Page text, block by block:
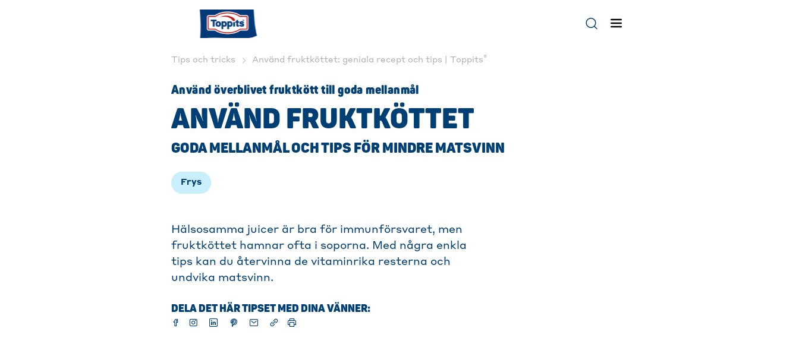
Tips och tricks Använd fruktköttet: geniala recept och tips | Toppits®
Använd överblivet fruktkött till goda mellanmål
ANVÄND FRUKTKÖTTET
GODA MELLANMÅL OCH TIPS FÖR MINDRE MATSVINN
Frys
Hälsosamma juicer är bra för immunförsvaret, men
fruktköttet hamnar ofta i soporna. Med några enkla
tips kan du återvinna de vitaminrika resterna och
undvika matsvinn.
DELA DET HÄR TIPSET MED DINA VÄNNER: